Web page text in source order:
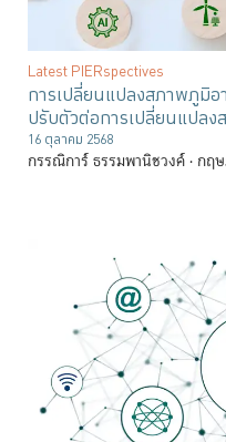
Latest PIERspectives
การเปลี่ยนแปลงสภาพภูมิ
ปรับตัวต่อการเปลี่ยนแปล
16 ตุลาคม 2568
กรรณิการ์ ธรรมพานิชวงค์ กฤ